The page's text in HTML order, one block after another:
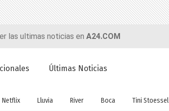
las ultimas noticias en A24.COM
Últimas Noticias
Netflix Lluvia River Boca Tini Stoessel